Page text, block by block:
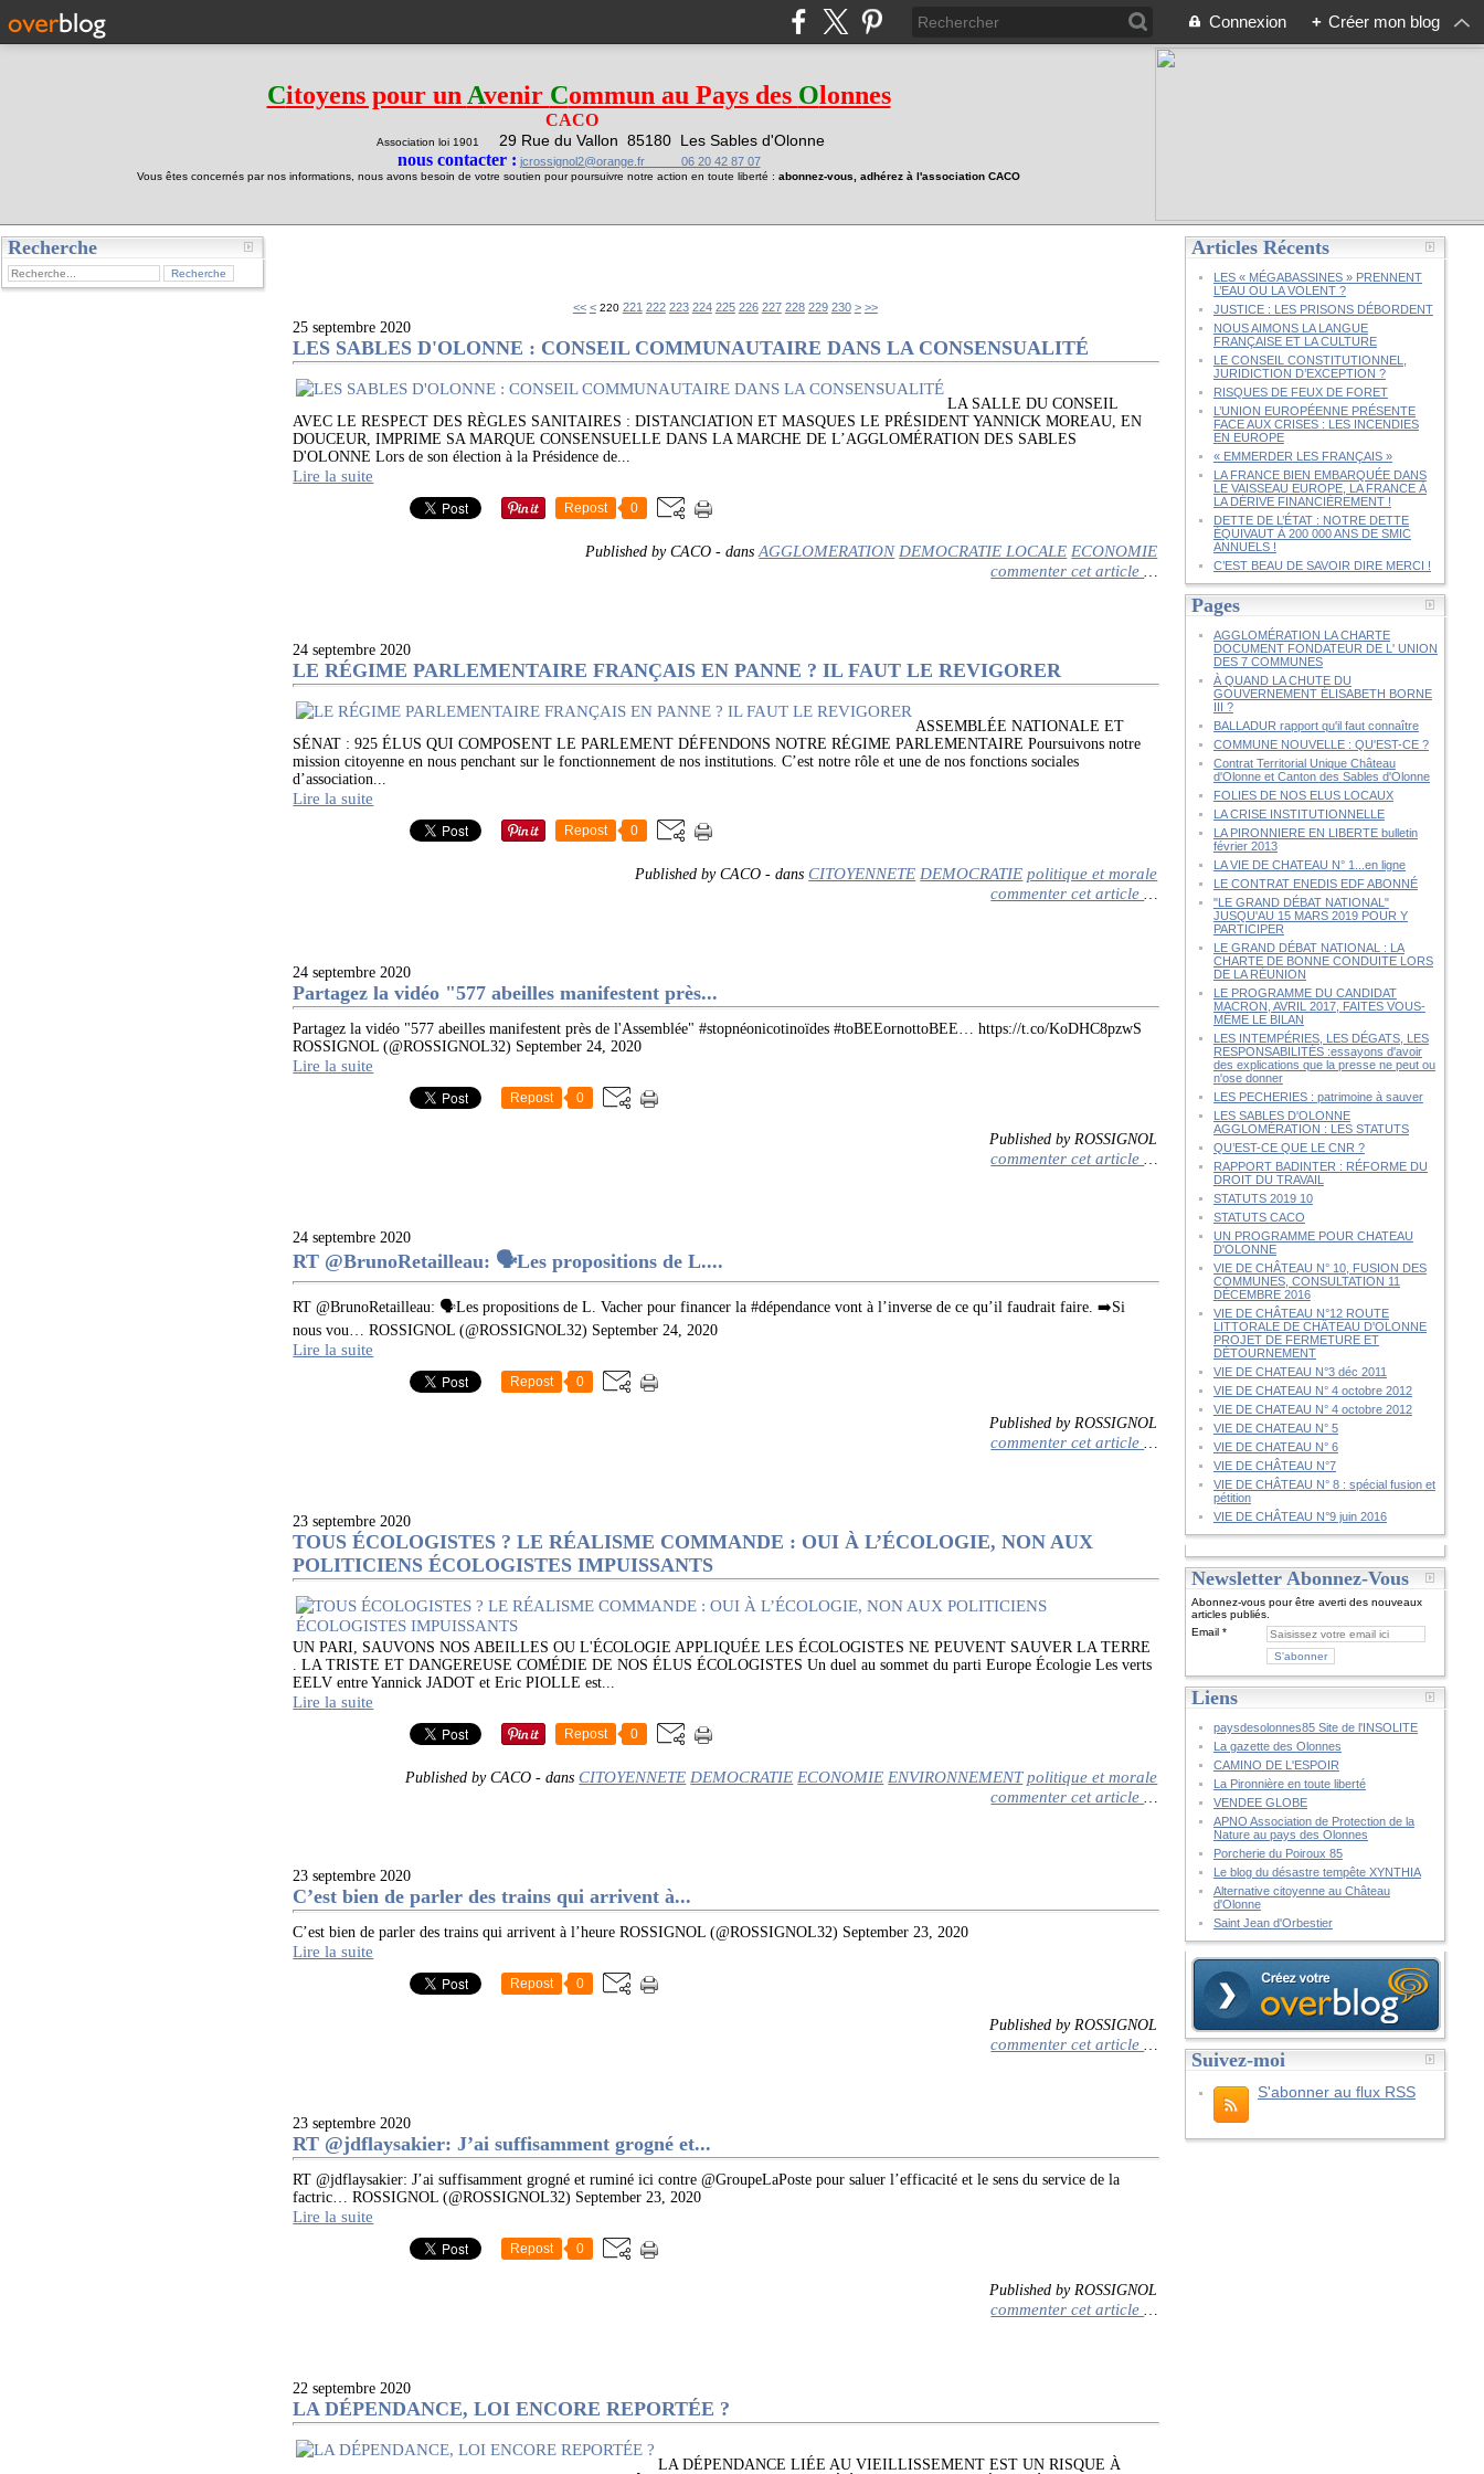
Connexion + Créer mon blog
Citoyens pour un Avenir Commun au Pays des Olonnes
CACO
Association loi 1901 29 Rue du Vallon 85180 Les Sables d'Olonne
nous contacter : jcrossignol2@orange.fr 06 20 42 87 07
Vous êtes concernés par nos informations, nous avons besoin de votre soutien pour poursuivre notre action en toute liberté : abonnez-vous, adhérez à l'association CACO
Recherche
<< < 200
210
220 221 222 223 224 225 226 227 228 229 230 240
250
260
270
280
290
300
400
500
600
700
> >>
25 septembre 2020
LES SABLES D'OLONNE : CONSEIL COMMUNAUTAIRE DANS LA CONSENSUALITÉ
LA SALLE DU CONSEIL
AVEC LE RESPECT DES RÈGLES SANITAIRES : DISTANCIATION ET MASQUES LE PRÉSIDENT YANNICK MOREAU, EN
DOUCEUR, IMPRIME SA MARQUE CONSENSUELLE DANS LA MARCHE DE L’AGGLOMÉRATION DES SABLES
D'OLONNE Lors de son élection à la Présidence de...
Lire la suite
Repost 0
Published by CACO - dansAGGLOMERATION DEMOCRATIE LOCALE ECONOMIE
commenter cet article …
24 septembre 2020
LE RÉGIME PARLEMENTAIRE FRANÇAIS EN PANNE ? IL FAUT LE REVIGORER
ASSEMBLÉE NATIONALE ET
SÉNAT : 925 ÉLUS QUI COMPOSENT LE PARLEMENT DÉFENDONS NOTRE RÉGIME PARLEMENTAIRE Poursuivons notre
mission citoyenne en nous penchant sur le fonctionnement de nos institutions. C’est notre rôle et une de nos fonctions sociales
d’association...
Lire la suite
Repost 0
Published by CACO - dans CITOYENNETE DEMOCRATIE politique et morale
commenter cet article …
24 septembre 2020
Partagez la vidéo "577 abeilles manifestent près...
Partagez la vidéo "577 abeilles manifestent près de l'Assemblée" #stopnéonicotinoïdes #toBEEornottoBEE… https://t.co/KoDHC8pzwS
ROSSIGNOL (@ROSSIGNOL32) September 24, 2020
Lire la suite
Repost 0
Published by ROSSIGNOL
commenter cet article …
24 septembre 2020
RT @BrunoRetailleau: 🗣Les propositions de L....
RT @BrunoRetailleau: 🗣Les propositions de L. Vacher pour financer la #dépendance vont à l’inverse de ce qu’il faudrait faire. ➡️Si
nous vou… ROSSIGNOL (@ROSSIGNOL32) September 24, 2020
Lire la suite
Repost 0
Published by ROSSIGNOL
commenter cet article …
23 septembre 2020
TOUS ÉCOLOGISTES ? LE RÉALISME COMMANDE : OUI À L’ÉCOLOGIE, NON AUX
POLITICIENS ÉCOLOGISTES IMPUISSANTS
UN PARI, SAUVONS NOS ABEILLES OU L'ÉCOLOGIE APPLIQUÉE LES ÉCOLOGISTES NE PEUVENT SAUVER LA TERRE
. LA TRISTE ET DANGEREUSE COMÉDIE DE NOS ÉLUS ÉCOLOGISTES Un duel au sommet du parti Europe Écologie Les verts
EELV entre Yannick JADOT et Eric PIOLLE est...
Lire la suite
Repost 0
Published by CACO - dans CITOYENNETE DEMOCRATIE ECONOMIE ENVIRONNEMENT politique et morale
commenter cet article …
23 septembre 2020
C’est bien de parler des trains qui arrivent à...
C’est bien de parler des trains qui arrivent à l’heure ROSSIGNOL (@ROSSIGNOL32) September 23, 2020
Lire la suite
Repost 0
Published by ROSSIGNOL
commenter cet article …
23 septembre 2020
RT @jdflaysakier: J’ai suffisamment grogné et...
RT @jdflaysakier: J’ai suffisamment grogné et ruminé ici contre @GroupeLaPoste pour saluer l’efficacité et le sens du service de la
factric… ROSSIGNOL (@ROSSIGNOL32) September 23, 2020
Lire la suite
Repost 0
Published by ROSSIGNOL
commenter cet article …
22 septembre 2020
LA DÉPENDANCE, LOI ENCORE REPORTÉE ?
LA DÉPENDANCE LIÉE AU VIEILLISSEMENT EST UN RISQUE À
Articles Récents
LES « MÉGABASSINES » PRENNENT
L’EAU OU LA VOLENT ?
JUSTICE : LES PRISONS DÉBORDENT
NOUS AIMONS LA LANGUE
FRANÇAISE ET LA CULTURE
LE CONSEIL CONSTITUTIONNEL,
JURIDICTION D’EXCEPTION ?
RISQUES DE FEUX DE FORET
L’UNION EUROPÉENNE PRÉSENTE
FACE AUX CRISES : LES INCENDIES
EN EUROPE
« EMMERDER LES FRANÇAIS »
LA FRANCE BIEN EMBARQUÉE DANS
LE VAISSEAU EUROPE, LA FRANCE À
LA DÉRIVE FINANCIÈREMENT !
DETTE DE L’ÉTAT : NOTRE DETTE
ÉQUIVAUT À 200 000 ANS DE SMIC
ANNUELS !
C’EST BEAU DE SAVOIR DIRE MERCI !
Pages
AGGLOMÉRATION LA CHARTE
DOCUMENT FONDATEUR DE L' UNION
DES 7 COMMUNES
À QUAND LA CHUTE DU
GOUVERNEMENT ÉLISABETH BORNE
III ?
BALLADUR rapport qu'il faut connaître
COMMUNE NOUVELLE : QU'EST-CE ?
Contrat Territorial Unique Château
d'Olonne et Canton des Sables d'Olonne
FOLIES DE NOS ELUS LOCAUX
LA CRISE INSTITUTIONNELLE
LA PIRONNIERE EN LIBERTE bulletin
février 2013
LA VIE DE CHATEAU N° 1...en ligne
LE CONTRAT ENEDIS EDF ABONNÉ
"LE GRAND DÉBAT NATIONAL"
JUSQU'AU 15 MARS 2019 POUR Y
PARTICIPER
LE GRAND DÉBAT NATIONAL : LA
CHARTE DE BONNE CONDUITE LORS
DE LA RÉUNION
LE PROGRAMME DU CANDIDAT
MACRON, AVRIL 2017, FAITES VOUS-
MÊME LE BILAN
LES INTEMPÉRIES, LES DÉGATS, LES
RESPONSABILITÉS :essayons d'avoir
des explications que la presse ne peut ou
n'ose donner
LES PECHERIES : patrimoine à sauver
LES SABLES D'OLONNE
AGGLOMÉRATION : LES STATUTS
QU’EST-CE QUE LE CNR ?
RAPPORT BADINTER : RÉFORME DU
DROIT DU TRAVAIL
STATUTS 2019 10
STATUTS CACO
UN PROGRAMME POUR CHATEAU
D'OLONNE
VIE DE CHÂTEAU N° 10, FUSION DES
COMMUNES, CONSULTATION 11
DÉCEMBRE 2016
VIE DE CHÂTEAU N°12 ROUTE
LITTORALE DE CHÂTEAU D'OLONNE
PROJET DE FERMETURE ET
DÉTOURNEMENT
VIE DE CHATEAU N°3 déc 2011
VIE DE CHATEAU N° 4 octobre 2012
VIE DE CHATEAU N° 4 octobre 2012
VIE DE CHATEAU N° 5
VIE DE CHATEAU N° 6
VIE DE CHÂTEAU N°7
VIE DE CHÂTEAU N° 8 : spécial fusion et
pétition
VIE DE CHÂTEAU N°9 juin 2016
Newsletter Abonnez-Vous
Abonnez-vous pour être averti des nouveaux
articles publiés.
Email
Liens
paysdesolonnes85 Site de l'INSOLITE
La gazette des Olonnes
CAMINO DE L'ESPOIR
La Pironnière en toute liberté
VENDEE GLOBE
APNO Association de Protection de la
Nature au pays des Olonnes
Porcherie du Poiroux 85
Le blog du désastre tempête XYNTHIA
Alternative citoyenne au Château
d'Olonne
Saint Jean d'Orbestier
Suivez-moi
S'abonner au flux RSS